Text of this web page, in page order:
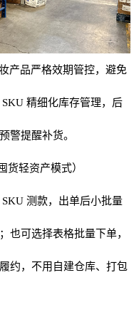
产品严格效期管控，避免
精细化库存管理，后
警提醒补货。
货轻资产模式）
测款，出单后小批量
也可选择表格批量下单，
约，不用自建仓库、打包